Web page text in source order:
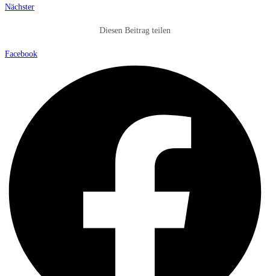
Nächster
Diesen Beitrag teilen
Facebook